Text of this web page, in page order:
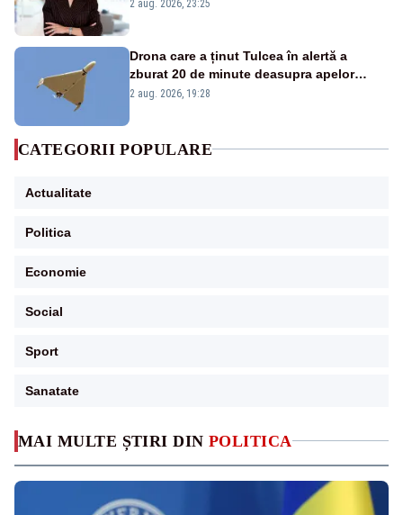
MAI MULTE ȘTIRI DIN POLITICA
2 aug. 2026, 23:25
Drona care a ținut Tulcea în alertă a
zburat 20 de minute deasupra apelor
României. Au fost ridicate două F-16
2 aug. 2026, 19:28
CATEGORII POPULARE
Actualitate
Politica
Economie
Social
Sport
Sanatate